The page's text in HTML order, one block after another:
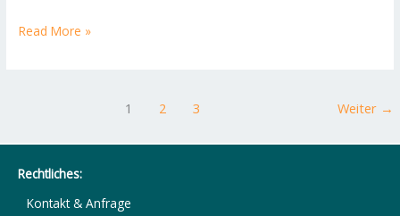
Read More »
1 2 3 Weiter →
Rechtliches:
Kontakt & Anfrage